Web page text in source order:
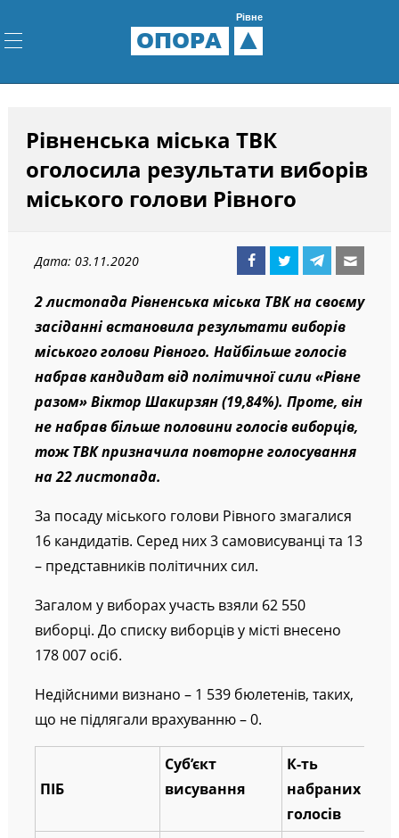
ОПОРА
Рівне
Рівненська міська ТВК
оголосила результати виборів
міського голови Рівного
Дата: 03.11.2020
2 листопада Рівненська міська ТВК на своєму
засіданні встановила результати виборів
міського голови Рівного. Найбільше голосів
набрав кандидат від політичної сили «Рівне
разом» Віктор Шакирзян (19,84%). Проте, він
не набрав більше половини голосів виборців,
тож ТВК призначила повторне голосування
на 22 листопада.
За посаду міського голови Рівного змагалися
16 кандидатів. Серед них 3 самовисуванці та 13
– представників політичних сил.
Загалом у виборах участь взяли 62 550
виборці. До списку виборців у місті внесено
178 007 осіб.
Недійсними визнано – 1 539 бюлетенів, таких,
що не підлягали врахуванню – 0.
ПІБ
Суб’єкт
висування
К-ть
набраних
голосів